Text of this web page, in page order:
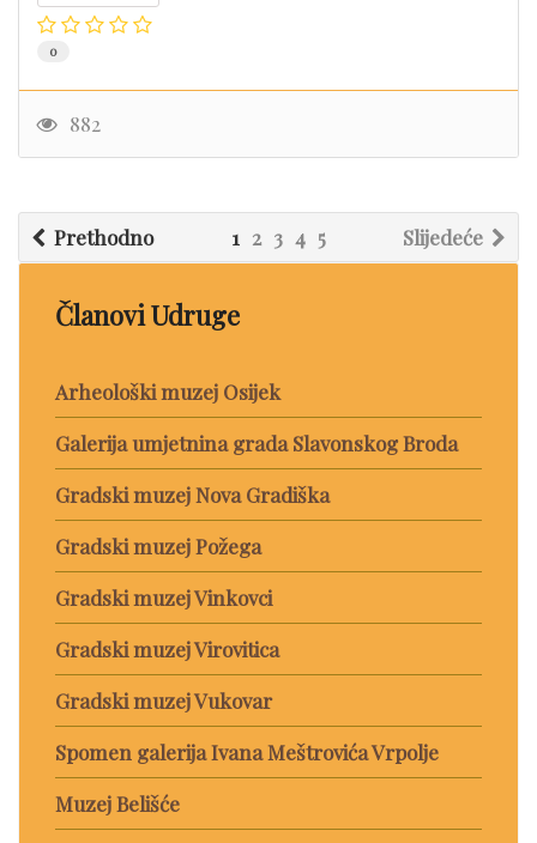
0
882
Prethodno Slijedeće
1 2 3 4 5
Članovi Udruge
Arheološki muzej Osijek
Galerija umjetnina grada Slavonskog Broda
Gradski muzej Nova Gradiška
Gradski muzej Požega
Gradski muzej Vinkovci
Gradski muzej Virovitica
Gradski muzej Vukovar
Spomen galerija Ivana Meštrovića Vrpolje
Muzej Belišće